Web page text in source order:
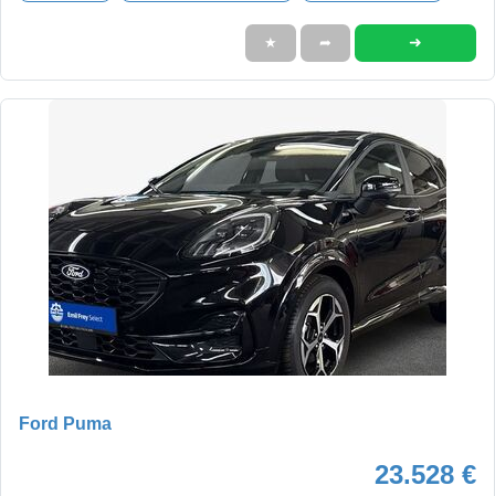
★ ➦ ➜
Ford Puma
23.528 €